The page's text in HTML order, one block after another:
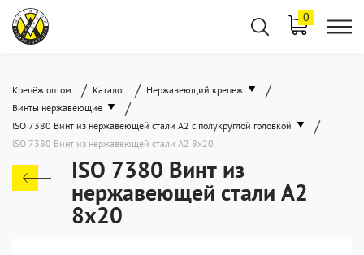
0
Крепёж оптом / Каталог / Нержавеющий крепеж /
Винты нержавеющие /
ISO 7380 Винт из нержавеющей стали A2 с полукруглой головкой /
ISO 7380 Винт из нержавеющей стали А2 8х20
ISO 7380 Винт из
нержавеющей стали А2
8х20